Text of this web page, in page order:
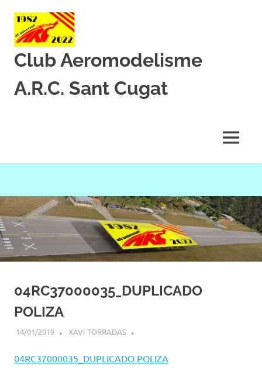
Skip
to
content
Club Aeromodelisme
A.R.C. Sant Cugat
MENU
04RC37000035_DUPLICADO
POLIZA
14/01/2019 XAVI TORRADAS
04RC37000035_DUPLICADO POLIZA